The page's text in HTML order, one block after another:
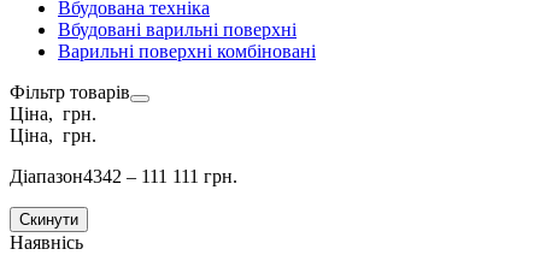
Вбудована техніка
Вбудовані варильні поверхні
Варильні поверхні комбіновані
Фільтр товарів
Ціна, грн.
Ціна, грн.
Діапазон4342 – 111 111 грн.
Скинути
Наявнісь